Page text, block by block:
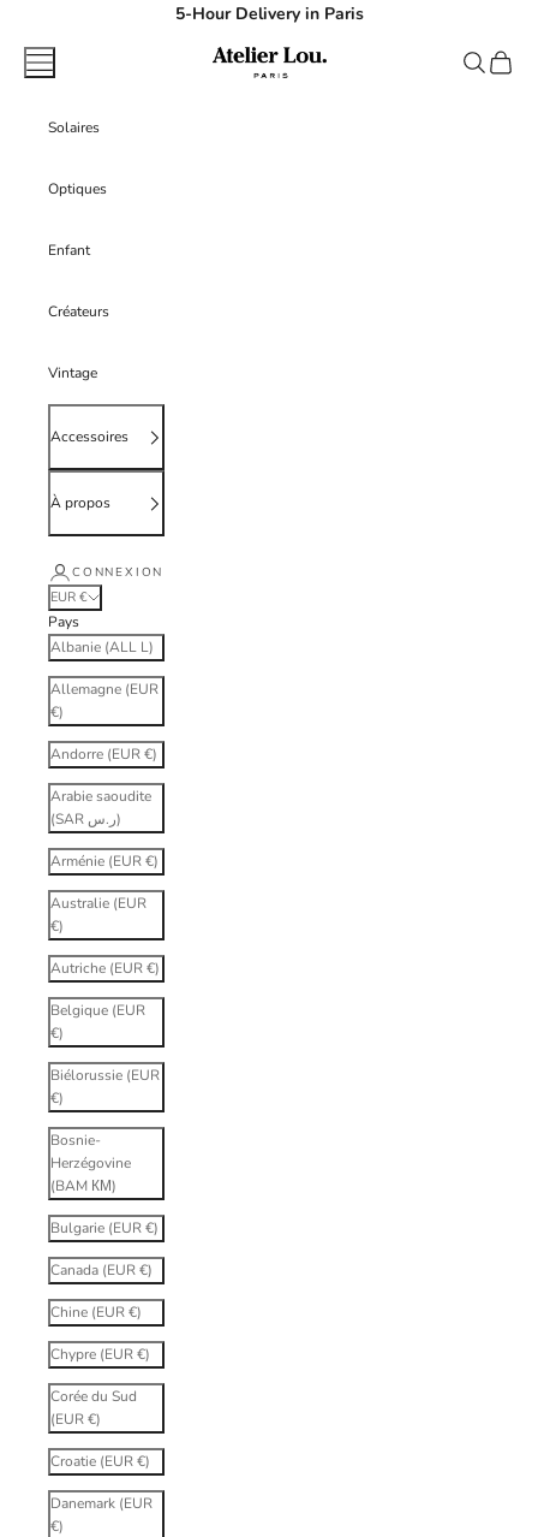
5-Hour Delivery in Paris
atelierlouparis
Menu Recherche
Panier
Solaires
Optiques
Enfant
Créateurs
Vintage
Accessoires
À propos
CONNEXION
EUR €
Pays
Albanie (ALL L)
Allemagne (EUR
€)
Andorre (EUR €)
Arabie saoudite
(SAR ر.س)
Arménie (EUR €)
Australie (EUR
€)
Autriche (EUR €)
Belgique (EUR
€)
Biélorussie (EUR
€)
Bosnie-
Herzégovine
(BAM КМ)
Bulgarie (EUR €)
Canada (EUR €)
Chine (EUR €)
Chypre (EUR €)
Corée du Sud
(EUR €)
Croatie (EUR €)
Danemark (EUR
€)